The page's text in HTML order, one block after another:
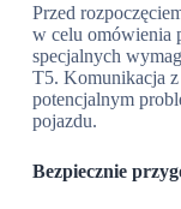
Przed
w celu omówienia
specjalnych
T5. Komunikacja
potencjalnym
pojazdu.
Bezpiecznie